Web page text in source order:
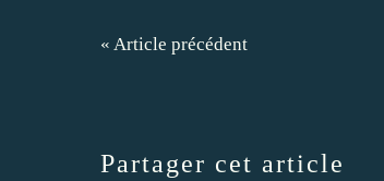
« Article précédent
Partager cet article